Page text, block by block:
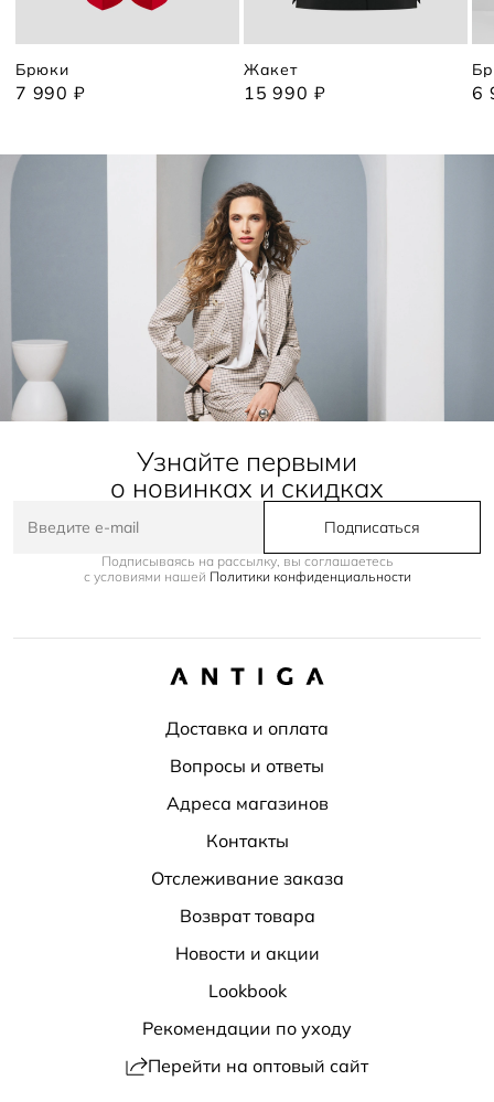
Брюки
7 990 ₽
Жакет
15 990 ₽ 6
Узнайте первыми
о новинках и скидках
Подписаться
Подписываясь на рассылку, вы соглашаетесь
с условиями нашей Политики конфиденциальности
Доставка и оплата
Вопросы и ответы
Адреса магазинов
Контакты
Отслеживание заказа
Возврат товара
Новости и акции
Lookbook
Рекомендации по уходу
Перейти на оптовый сайт